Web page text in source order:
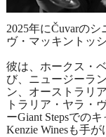
2025年にČuvarの
ヴ・マッキントッ
彼は、ホークス・
び、ニュージーラ
ン、オーストラリ
トラリア・ヤラ・
ーGiant Stepsでの
Kenzie Winesも手が